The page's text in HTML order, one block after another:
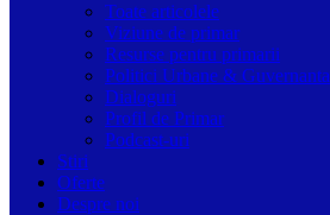
Toate articolele
Viziune de primar
Resurse pentru primarii
Politici Urbane & Guvernanta
Dialoguri
Profil de Primar
Podcast-uri
Stiri
Oferte
Despre noi